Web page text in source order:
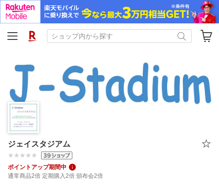
ジェイスタジアム
ポイントアップ期間中
通常商品2倍 定期購入2倍 頒布会2倍